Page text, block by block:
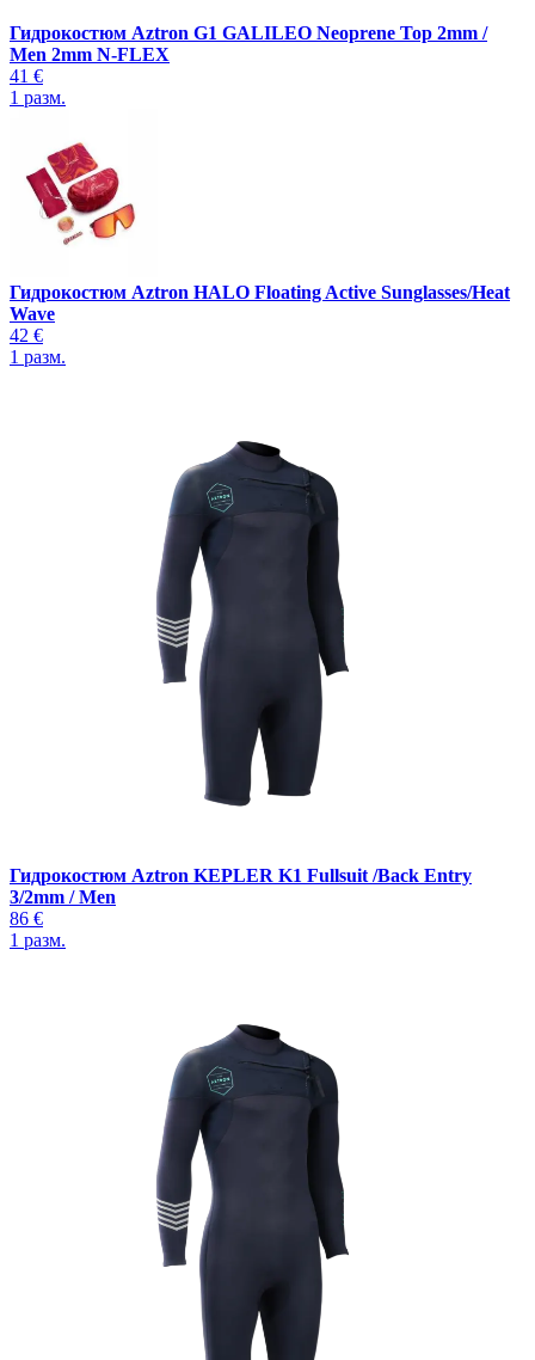
Гидрокостюм Aztron G1 GALILEO Neoprene Top 2mm /
Men 2mm N-FLEX
41 €
1 разм.
Гидрокостюм Aztron HALO Floating Active Sunglasses/Heat
Wave
42 €
1 разм.
Гидрокостюм Aztron KEPLER K1 Fullsuit /Back Entry
3/2mm / Men
86 €
1 разм.